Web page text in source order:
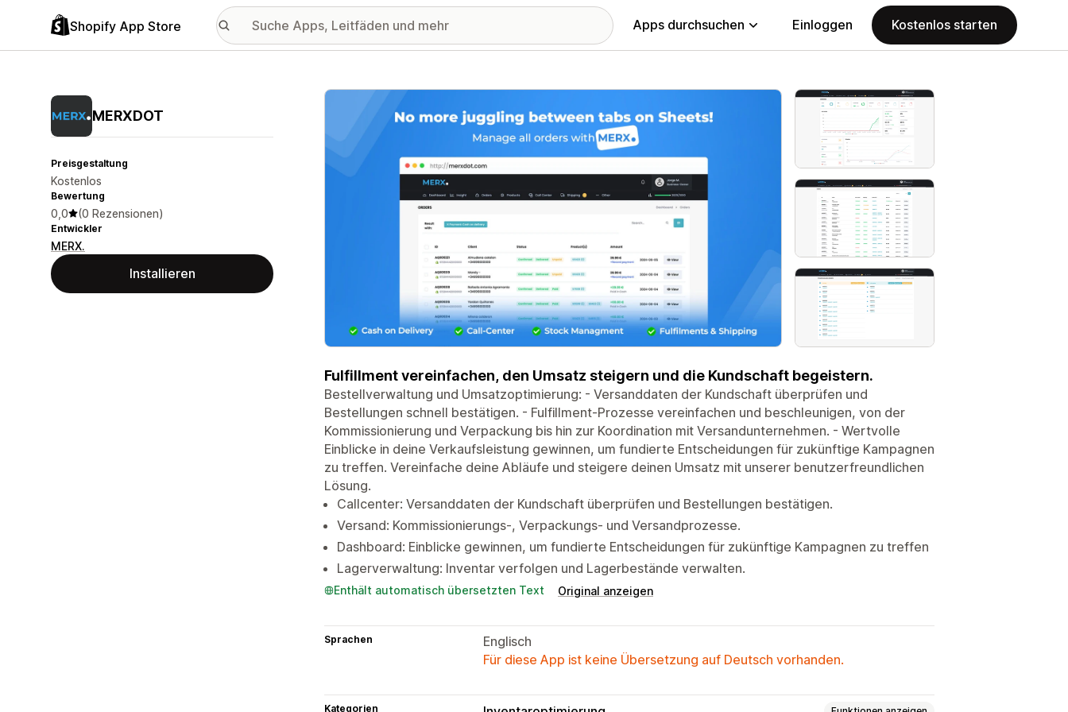
Shopify App Store Apps durchsuchen Einloggen Kostenlos starten
MERXDOT
Preisgestaltung
Kostenlos
Bewertung
0,0 (0 Rezensionen)
Entwickler
MERX.
Installieren
Vorgestellte Bildergalerie
Fulfillment vereinfachen, den Umsatz steigern und die Kundschaft begeistern.
Bestellverwaltung und Umsatzoptimierung: - Versanddaten der Kundschaft überprüfen und
Bestellungen schnell bestätigen. - Fulfillment-Prozesse vereinfachen und beschleunigen, von der
Kommissionierung und Verpackung bis hin zur Koordination mit Versandunternehmen. - Wertvolle
Einblicke in deine Verkaufsleistung gewinnen, um fundierte Entscheidungen für zukünftige Kampagnen
zu treffen. Vereinfache deine Abläufe und steigere deinen Umsatz mit unserer benutzerfreundlichen
Lösung.
Callcenter: Versanddaten der Kundschaft überprüfen und Bestellungen bestätigen.
Versand: Kommissionierungs-, Verpackungs- und Versandprozesse.
Dashboard: Einblicke gewinnen, um fundierte Entscheidungen für zukünftige Kampagnen zu treffen
Lagerverwaltung: Inventar verfolgen und Lagerbestände verwalten.
Enthält automatisch übersetzten Text Original anzeigen
Sprachen
Englisch
Für diese App ist keine Übersetzung auf Deutsch vorhanden.
Kategorien